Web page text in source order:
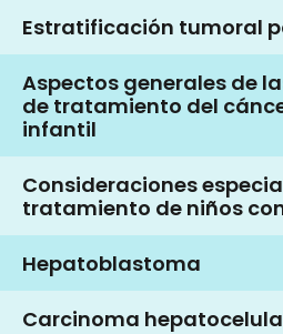
Estratificación tumoral
Aspectos generales de
de tratamiento del
infantil
Consideraciones
tratamiento de niños
Hepatoblastoma
Carcinoma